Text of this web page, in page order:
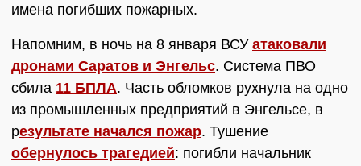
имена погибших пожарных.
Напомним, в ночь на 8 января ВСУ атаковали
дронами Саратов и Энгельс. Система ПВО
сбила 11 БПЛА. Часть обломков рухнула на одно
из промышленных предприятий в Энгельсе, в
результате начался пожар. Тушение
обернулось трагедией: погибли начальник